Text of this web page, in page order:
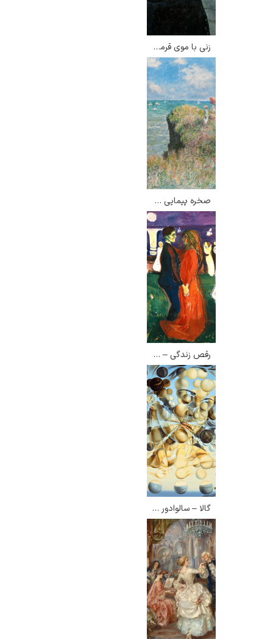
زنی با موی قرمز – آمادئو مودیلیانی
صخره پیمایی در پورویل – کلود مونه
رقص زندگی – ادوارد مونک
گالا – سالوادور دالی